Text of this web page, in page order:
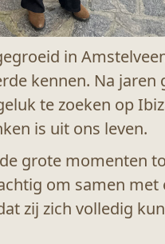
in
kennen. Na
te zoeken op
is uit ons leven.
grote momenten
om samen
zij zich volledig